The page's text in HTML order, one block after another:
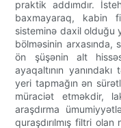
praktik addımdır.
baxmayaraq, kabin
sisteminə daxil olduğu
bölməsinin arxasında,
ön şüşənin alt
ayaqaltının
yeri tapmağın ən
müraciət etməkdir,
araşdırma
quraşdırılmış filtri